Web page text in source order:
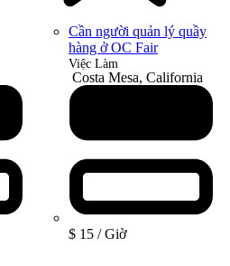
Cần người quản lý quầy
hàng ở OC Fair
Việc Làm
Costa Mesa, California
$ 15 / Giờ